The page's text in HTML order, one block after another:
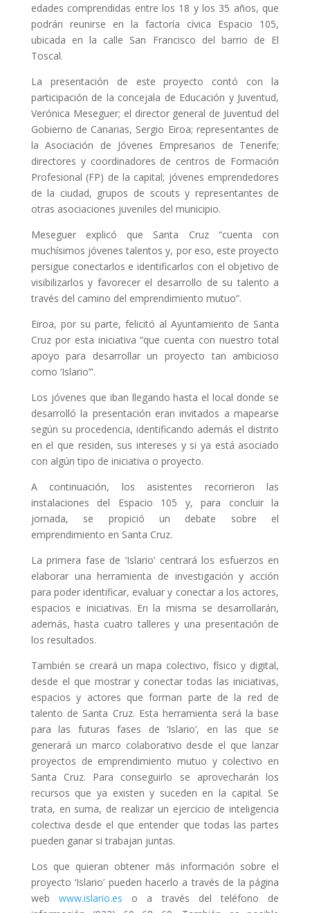
edades comprendidas entre los 18 y los 35 años, que
podrán reunirse en la factoría cívica Espacio 105,
ubicada en la calle San Francisco del barrio de El
Toscal.
La presentación de este proyecto contó con la
participación de la concejala de Educación y Juventud,
Verónica Meseguer; el director general de Juventud del
Gobierno de Canarias, Sergio Eiroa; representantes de
la Asociación de Jóvenes Empresarios de Tenerife;
directores y coordinadores de centros de Formación
Profesional (FP) de la capital; jóvenes emprendedores
de la ciudad, grupos de scouts y representantes de
otras asociaciones juveniles del municipio.
Meseguer explicó que Santa Cruz “cuenta con
muchísimos jóvenes talentos y, por eso, este proyecto
persigue conectarlos e identificarlos con el objetivo de
visibilizarlos y favorecer el desarrollo de su talento a
través del camino del emprendimiento mutuo”.
Eiroa, por su parte, felicitó al Ayuntamiento de Santa
Cruz por esta iniciativa “que cuenta con nuestro total
apoyo para desarrollar un proyecto tan ambicioso
como ‘Islario’”.
Los jóvenes que iban llegando hasta el local donde se
desarrolló la presentación eran invitados a mapearse
según su procedencia, identificando además el distrito
en el que residen, sus intereses y si ya está asociado
con algún tipo de iniciativa o proyecto.
A continuación, los asistentes recorrieron las
instalaciones del Espacio 105 y, para concluir la
jornada, se propició un debate sobre el
emprendimiento en Santa Cruz.
La primera fase de ‘Islario’ centrará los esfuerzos en
elaborar una herramienta de investigación y acción
para poder identificar, evaluar y conectar a los actores,
espacios e iniciativas. En la misma se desarrollarán,
además, hasta cuatro talleres y una presentación de
los resultados.
También se creará un mapa colectivo, físico y digital,
desde el que mostrar y conectar todas las iniciativas,
espacios y actores que forman parte de la red de
talento de Santa Cruz. Esta herramienta será la base
para las futuras fases de ‘Islario’, en las que se
generará un marco colaborativo desde el que lanzar
proyectos de emprendimiento mutuo y colectivo en
Santa Cruz. Para conseguirlo se aprovecharán los
recursos que ya existen y suceden en la capital. Se
trata, en suma, de realizar un ejercicio de inteligencia
colectiva desde el que entender que todas las partes
pueden ganar si trabajan juntas.
Los que quieran obtener más información sobre el
proyecto ‘Islario’ pueden hacerlo a través de la página
web www.islario.es o a través del teléfono de